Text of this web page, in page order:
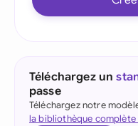
Téléchargez un
passe
Téléchargez notre
la bibliothèque complète